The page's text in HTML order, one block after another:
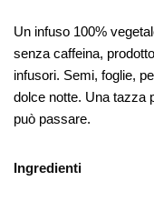
Un infuso 100%
senza caffeina,
infusori. Semi, foglie,
dolce notte. Una tazza
può passare.
Ingredienti